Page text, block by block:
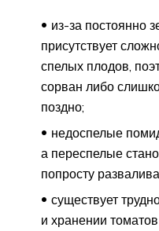
из-за постоянно
присутствует
спелых плодов,
сорван либо
поздно;
недоспелые
а переспелые
попросту
существует
и хранении